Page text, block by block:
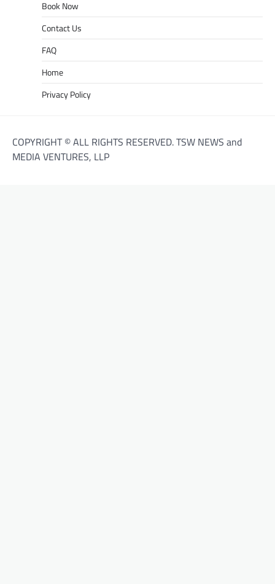
Book Now
Contact Us
FAQ
Home
Privacy Policy
COPYRIGHT © ALL RIGHTS RESERVED. TSW NEWS and
MEDIA VENTURES, LLP